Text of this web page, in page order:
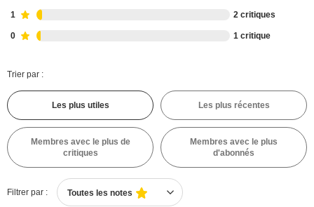
1 2 critiques
0 1 critique
Trier par :
Les plus utiles Les plus récentes
Membres avec le plus de
critiques
Membres avec le plus
d'abonnés
Filtrer par : Toutes les notes